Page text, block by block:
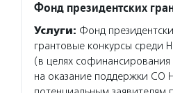
Фонд президентских
Услуги: Фонд
грантовые конкурсы среди
(в целях софинансирования
на оказание поддержки СО